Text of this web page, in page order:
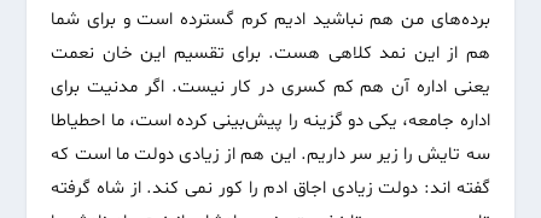
برده‌های من هم نباشید ادیم کرم گسترده است و برای شما
هم از این نمد کلاهی هست. برای تقسیم این خان نعمت
یعنی اداره آن هم کم کسری در کار نیست. اگر مدنیت برای
اداره جامعه، یکی دو گزینه را پیش‌بینی کرده است، ما احطیاطا
سه تایش را زیر سر داریم. این هم از زیادی دولت ما است که
گفته اند: دولت زیادی اجاق ادم را کور نمی کند. از شاه گرفته